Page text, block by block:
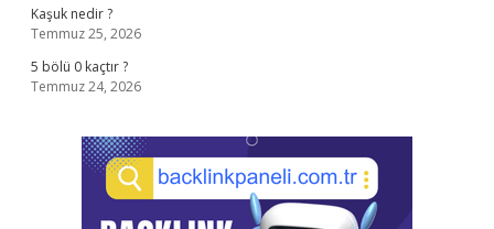
Kaşuk nedir ?
Temmuz 25, 2026
5 bölü 0 kaçtır ?
Temmuz 24, 2026